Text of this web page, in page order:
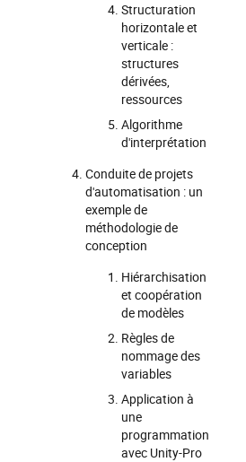
Structuration
horizontale et
verticale :
structures
dérivées,
ressources
Algorithme
d'interprétation
Conduite de projets
d'automatisation : un
exemple de
méthodologie de
conception
Hiérarchisation
et coopération
de modèles
Règles de
nommage des
variables
Application à
une
programmation
avec Unity-Pro